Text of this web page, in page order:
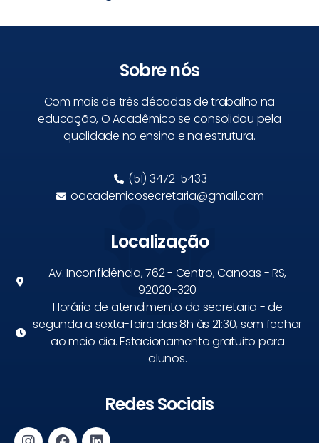
Sobre nós
Com mais de três décadas de trabalho na
educação, O Acadêmico se consolidou pela
qualidade no ensino e na estrutura.
(51) 3472-5433
oacademicosecretaria@gmail.com
Localização
Av. Inconfidência, 762 - Centro, Canoas - RS,
92020-320
Horário de atendimento da secretaria - de
segunda a sexta-feira das 8h às 21:30, sem fechar
ao meio dia. Estacionamento gratuito para
alunos.
Redes Sociais